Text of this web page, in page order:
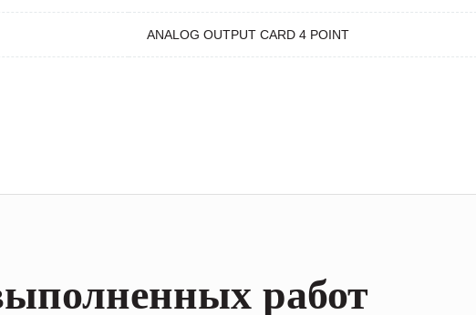
ANALOG OUTPUT CARD 4 POINT
работ